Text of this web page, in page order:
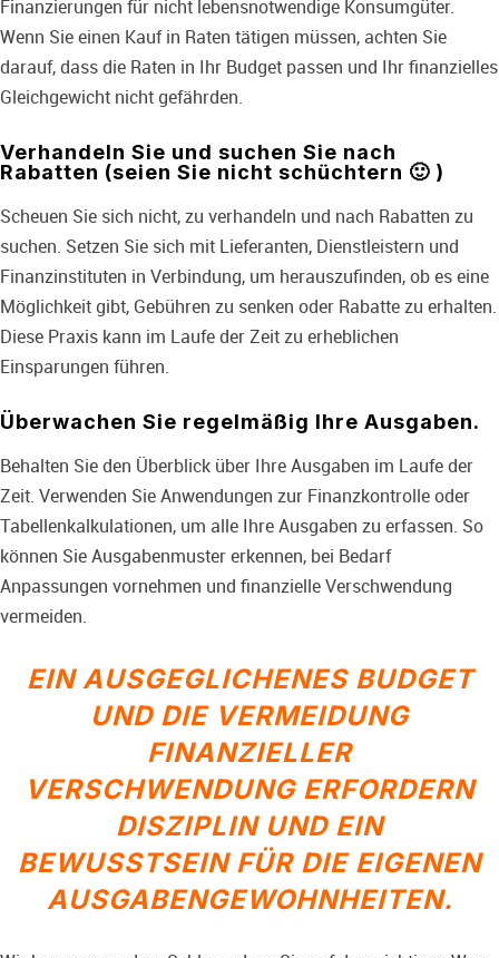
Finanzierungen für nicht lebensnotwendige Konsumgüter.
Wenn Sie einen Kauf in Raten tätigen müssen, achten Sie
darauf, dass die Raten in Ihr Budget passen und Ihr finanzielles
Gleichgewicht nicht gefährden.
Verhandeln Sie und suchen Sie nach
Rabatten (seien Sie nicht schüchtern 🙂 )
Scheuen Sie sich nicht, zu verhandeln und nach Rabatten zu
suchen. Setzen Sie sich mit Lieferanten, Dienstleistern und
Finanzinstituten in Verbindung, um herauszufinden, ob es eine
Möglichkeit gibt, Gebühren zu senken oder Rabatte zu erhalten.
Diese Praxis kann im Laufe der Zeit zu erheblichen
Einsparungen führen.
Überwachen Sie regelmäßig Ihre Ausgaben.
Behalten Sie den Überblick über Ihre Ausgaben im Laufe der
Zeit. Verwenden Sie Anwendungen zur Finanzkontrolle oder
Tabellenkalkulationen, um alle Ihre Ausgaben zu erfassen. So
können Sie Ausgabenmuster erkennen, bei Bedarf
Anpassungen vornehmen und finanzielle Verschwendung
vermeiden.
EIN AUSGEGLICHENES BUDGET
UND DIE VERMEIDUNG
FINANZIELLER
VERSCHWENDUNG ERFORDERN
DISZIPLIN UND EIN
BEWUSSTSEIN FÜR DIE EIGENEN
AUSGABENGEWOHNHEITEN.